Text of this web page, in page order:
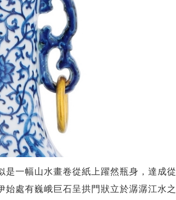
一幅山水畫卷從紙上躍然瓶身，達成從
處有巍峨巨石呈拱門狀立於潺潺江水之